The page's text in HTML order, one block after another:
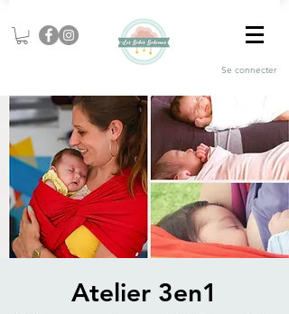
Se connecter
Atelier 3en1